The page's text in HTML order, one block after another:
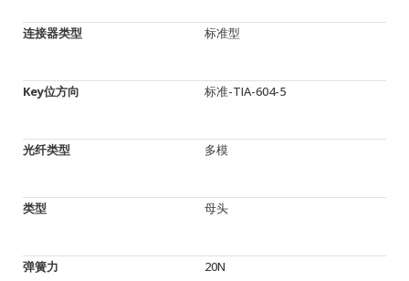
连接器类型 标准型
Key位方向 标准-TIA-604-5
光纤类型 多模
类型 母头
弹簧力 20N